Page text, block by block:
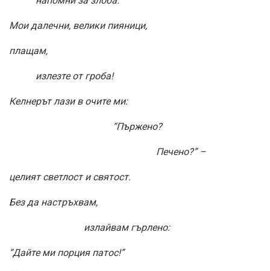
Мои далечни, велики пияници,
плащам,
излезте от гроба!
Келнерът лази в очите ми:
“Пържено?
Печено?” –
целият светлост и святост.
Без да настръхвам,
излайвам гърлено:
“Дайте ми порция патос!”